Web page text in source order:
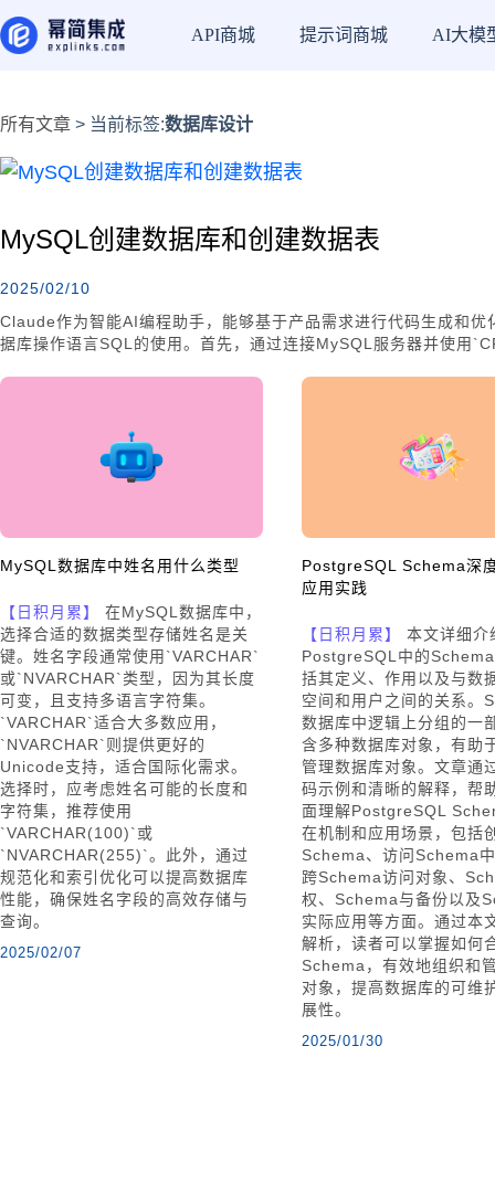
API商城 提示词商城 AI大模
所有文章 > 当前标签:数据库设计
MySQL创建数据库和创建数据表
2025/02/10
Claude作为智能AI编程助手，能够基于产品需求进行代码生成和
据库操作语言SQL的使用。首先，通过连接MySQL服务器并使用
字段类型选择技巧，帮助用户高效管理数据库。
MySQL数据库中姓名用什么类型
【日积月累】
在MySQL数据库中，
选择合适的数据类型存储姓名是关
键。姓名字段通常使用`VARCHAR`
或`NVARCHAR`类型，因为其长度
可变，且支持多语言字符集。
`VARCHAR`适合大多数应用，
`NVARCHAR`则提供更好的
Unicode支持，适合国际化需求。
选择时，应考虑姓名可能的长度和
字符集，推荐使用
`VARCHAR(100)`或
`NVARCHAR(255)`。此外，通过
规范化和索引优化可以提高数据库
性能，确保姓名字段的高效存储与
查询。
2025/02/07
PostgreSQL Schema深
应用实践
【日积月累】
本文详细介
PostgreSQL中的
括其定义、作用以及与数
空间和用户之间的关系。
数据库中逻辑上分组的一
含多种数据库对象，有助
管理数据库对象。文章通
码示例和清晰的解释，帮
面理解PostgreSQL
在机制和应用场景，包括
Schema、访问Schema
跨Schema访问对象、
权、Schema与备份以及
实际应用等方面。通过本
解析，读者可以掌握如何
Schema，有效地组织和
对象，提高数据库的可维
展性。
2025/01/30